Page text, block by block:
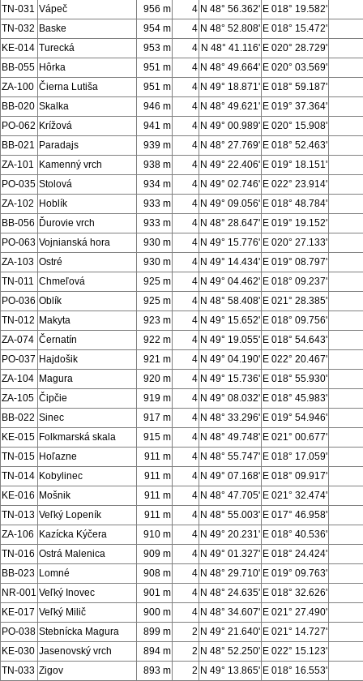
TN-031 Vápeč 956 m 4 N 48° 56.362' E 018° 19.582'
TN-032 Baske 954 m 4 N 48° 52.808' E 018° 15.472'
KE-014 Turecká 953 m 4 N 48° 41.116' E 020° 28.729'
BB-055 Hôrka 951 m 4 N 48° 49.664' E 020° 03.569'
ZA-100 Čierna Lutiša 951 m 4 N 49° 18.871' E 018° 59.187'
BB-020 Skalka 946 m 4 N 48° 49.621' E 019° 37.364'
PO-062 Krížová 941 m 4 N 49° 00.989' E 020° 15.908'
BB-021 Paradajs 939 m 4 N 48° 27.769' E 018° 52.463'
ZA-101
Kamenný vrch 938 m 4 N 49° 22.406' E 019° 18.151'
PO-035 Stolová 934 m 4 N 49° 02.746' E 022° 23.914'
ZA-102
Hoblík 933 m 4 N 49° 09.056' E 018° 48.784'
BB-056 Ďurovie vrch 933 m 4 N 48° 28.647' E 019° 19.152'
PO-063 Vojnianská hora 930 m 4 N 49° 15.776' E 020° 27.133'
ZA-103 Ostré 930 m 4 N 49° 14.434' E 019° 08.797'
TN-011 Chmeľová 925 m 4 N 49° 04.462' E 018° 09.237'
PO-036 Oblík 925 m 4 N 48° 58.408' E 021° 28.385'
TN-012 Makyta 923 m 4 N 49° 15.652' E 018° 09.756'
ZA-074 Černatín 922 m 4 N 49° 19.055' E 018° 54.643'
PO-037 Hajdošik 921 m 4 N 49° 04.190' E 022° 20.467'
ZA-104 Magura 920 m 4 N 49° 15.736' E 018° 55.930'
ZA-105 Čipčie 919 m 4 N 49° 08.032' E 018° 45.983'
BB-022 Sinec 917 m 4 N 48° 33.296' E 019° 54.946'
KE-015 Folkmarská skala 915 m 4 N 48° 49.748' E 021° 00.677'
TN-015 Hoľazne 911 m 4 N 48° 55.747' E 018° 17.059'
TN-014 Kobylinec 911 m 4 N 49° 07.168' E 018° 09.917'
KE-016 Mošnik 911 m 4 N 48° 47.705' E 021° 32.474'
TN-013 Veľký Lopeník 911 m 4 N 48° 55.003' E 017° 46.958'
ZA-106
Kazícka Kýčera 910 m 4 N 49° 20.231' E 018° 40.536'
TN-016 Ostrá Malenica 909 m 4 N 49° 01.327' E 018° 24.424'
BB-023 Lomné 908 m 4 N 48° 29.710' E 019° 09.763'
NR-001 Veľký Inovec 901 m 4 N 48° 24.635' E 018° 32.626'
KE-017 Veľký Milič 900 m 4 N 48° 34.607' E 021° 27.490'
PO-038 Stebnícka Magura 899 m 2 N 49° 21.640' E 021° 14.727'
KE-030 Jasenovský vrch 894 m 2 N 48° 52.250' E 022° 15.123'
TN-033 Zigov 893 m 2 N 49° 13.865' E 018° 16.553'